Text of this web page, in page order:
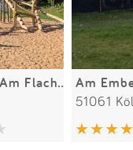
Spielplatz Am Flachsrosterweg Am
51061